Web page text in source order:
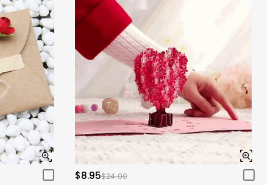
$8.95$24.00